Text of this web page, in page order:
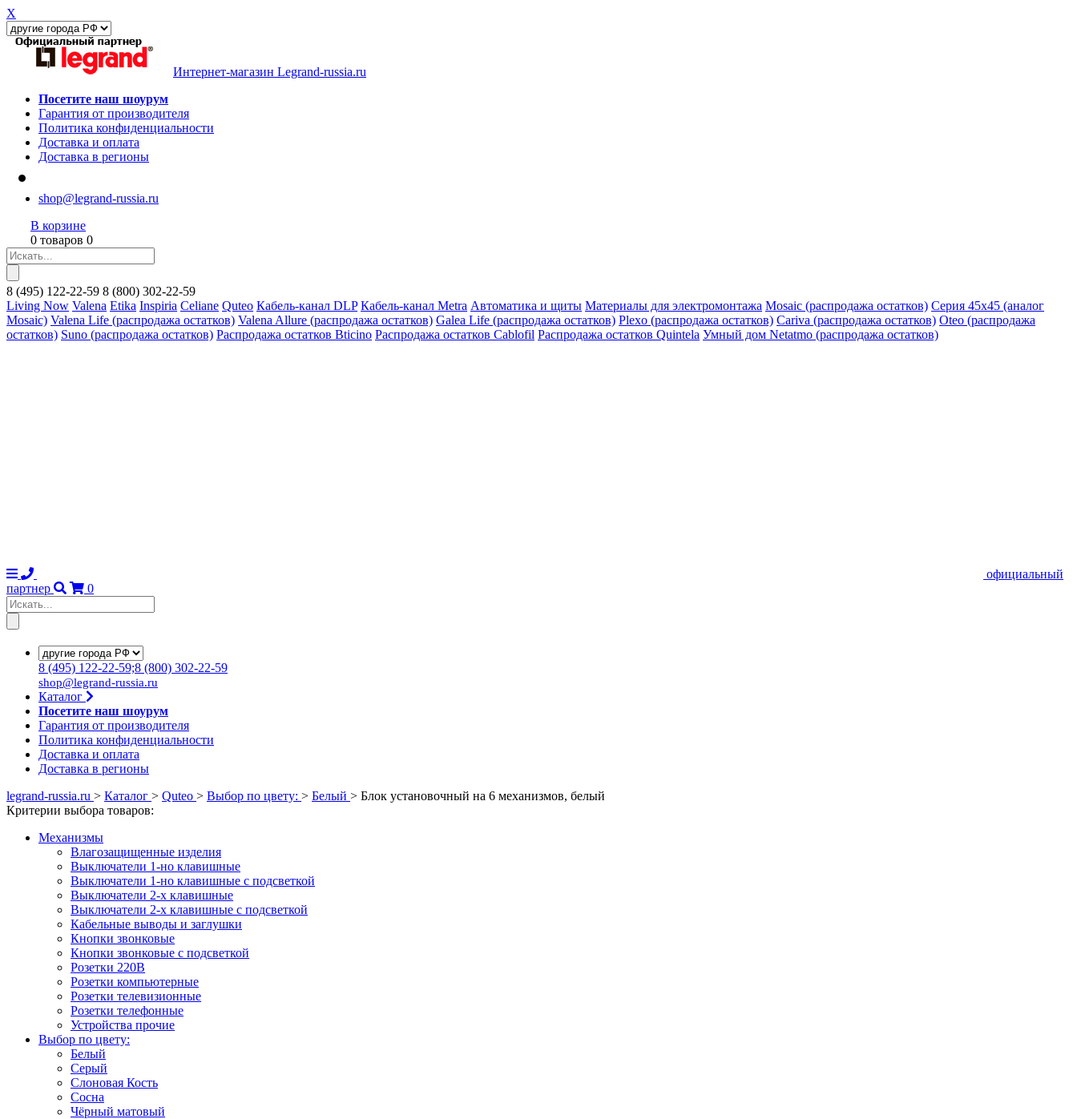
X
Интернет-магазин Legrand-russia.ru
Посетите наш шоурум
Гарантия от производителя
Политика конфиденциальности
Доставка и оплата
Доставка в регионы
shop@legrand-russia.ru
В корзине
0 товаров 0
8 (495) 122-22-59 8 (800) 302-22-59
Living Now Valena Etika Inspiria Celiane Quteo Кабель-канал DLP Кабель-канал Metra Автоматика и щиты Материалы для электромонтажа Mosaic (распродажа остатков) Серия 45х45 (аналог
Mosaic) Valena Life (распродажа остатков) Valena Allure (распродажа остатков) Galea Life (распродажа остатков) Plexo (распродажа остатков) Cariva (распродажа остатков) Oteo (распродажа
остатков) Suno (распродажа остатков) Распродажа остатков Bticino Распродажа остатков Cablofil Распродажа остатков Quintela Умный дом Netatmo (распродажа остатков)
официальный
партнер
0
8 (495) 122-22-59;8 (800) 302-22-59
shop@legrand-russia.ru
Каталог
Посетите наш шоурум
Гарантия от производителя
Политика конфиденциальности
Доставка и оплата
Доставка в регионы
legrand-russia.ru > Каталог > Quteo > Выбор по цвету: > Белый > Блок установочный на 6 механизмов, белый
Критерии выбора товаров:
Механизмы
Влагозащищенные изделия
Выключатели 1-но клавишные
Выключатели 1-но клавишные с подсветкой
Выключатели 2-х клавишные
Выключатели 2-х клавишные с подсветкой
Кабельные выводы и заглушки
Кнопки звонковые
Кнопки звонковые с подсветкой
Розетки 220В
Розетки компьютерные
Розетки телевизионные
Розетки телефонные
Устройства прочие
Выбор по цвету:
Белый
Серый
Слоновая Кость
Сосна
Чёрный матовый